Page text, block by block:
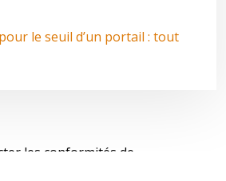
le seuil d’un portail : tout
les conformités de